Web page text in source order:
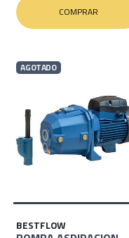
COMPRAR
AGOTADO
BESTFLOW